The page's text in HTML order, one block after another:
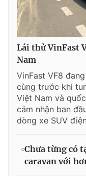
Lái thử VinFast
Nam
VinFast VF8
cùng trước khi
Việt Nam và
cảm nhận ban
dòng xe SUV
Chưa từng có
caravan với